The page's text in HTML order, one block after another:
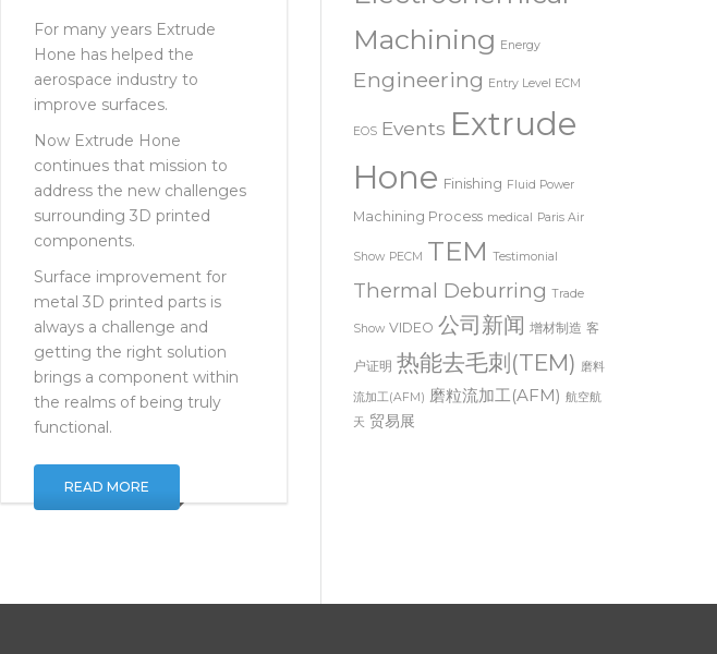
For many years Extrude
Hone has helped the
aerospace industry to
improve surfaces.
Now Extrude Hone
continues that mission to
address the new challenges
surrounding 3D printed
components.
Surface improvement for
metal 3D printed parts is
always a challenge and
getting the right solution
brings a component within
the realms of being truly
Electrochemical
Machining
Energy
Engineering Entry Level ECM
EOS
Hone Finishing Fluid Power
Machining Process medical Paris Air
Show PECM TEM Testimonial
Thermal Deburring Trade
Show VIDEO 公司新闻 增材制造 客
户证明 热能去毛刺(TEM) 磨料
流加工(AFM)